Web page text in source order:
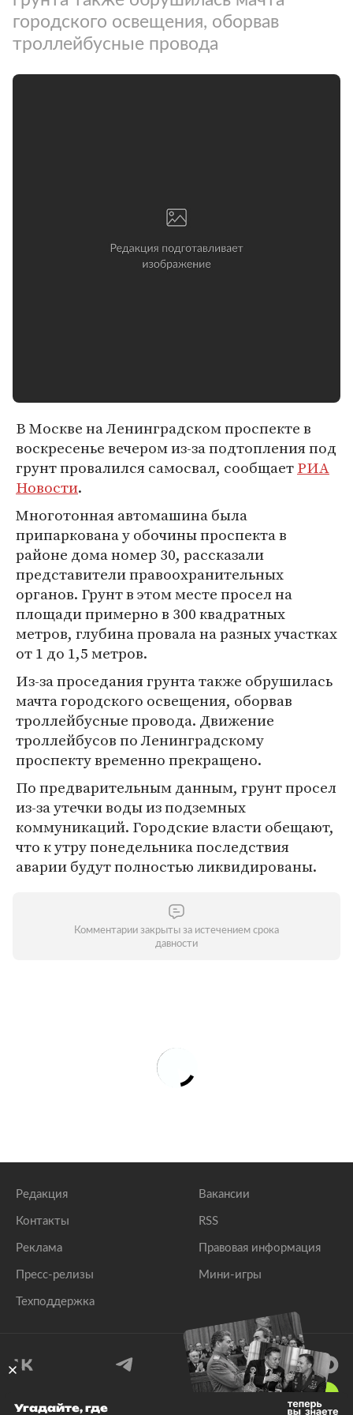
городского освещения, оборвав
троллейбусные провода
В Москве на Ленинградском проспекте в
воскресенье вечером из-за подтопления под
грунт провалился самосвал, сообщаетРИА
Новости.
Многотонная автомашина была
припаркована у обочины проспекта в
районе дома номер 30, рассказали
представители правоохранительных
органов. Грунт в этом месте просел на
площади примерно в 300 квадратных
метров, глубина провала на разных участках
от 1 до 1,5 метров.
Из-за проседания грунта также обрушилась
мачта городского освещения, оборвав
троллейбусные провода. Движение
троллейбусов по Ленинградскому
проспекту временно прекращено.
По предварительным данным, грунт просел
из-за утечки воды из подземных
коммуникаций. Городские власти обещают,
что к утру понедельника последствия
аварии будут полностью ликвидированы.
Комментарии закрыты за истечением срока
давности
Редакция
Контакты
Реклама
Пресс-релизы
Техподдержка
Вакансии
RSS
Правовая информация
Мини-игры
Угадайте, где